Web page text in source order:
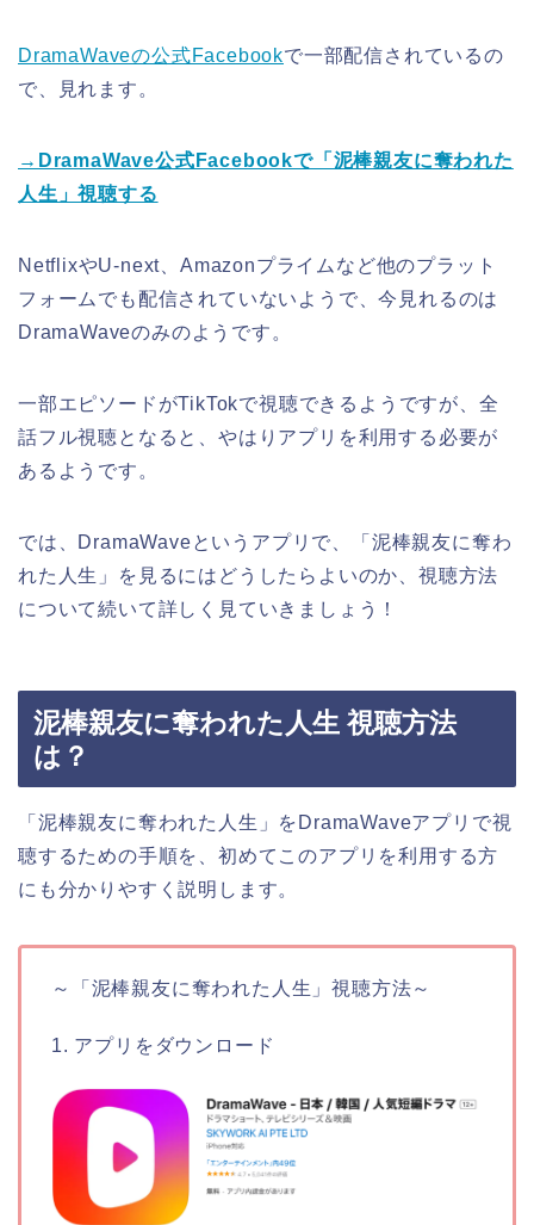
DramaWaveの公式Facebookで一部配信されているの
で、見れます。
→DramaWave公式Facebookで「泥棒親友に奪われた
人生」視聴する
NetflixやU-next、Amazonプライムなど他のプラット
フォームでも配信されていないようで、今見れるのは
DramaWaveのみのようです。
一部エピソードがTikTokで視聴できるようですが、全
話フル視聴となると、やはりアプリを利用する必要が
あるようです。
では、DramaWaveというアプリで、「泥棒親友に奪わ
れた人生」を見るにはどうしたらよいのか、視聴方法
について続いて詳しく見ていきましょう！
泥棒親友に奪われた人生 視聴方法
は？
「泥棒親友に奪われた人生」をDramaWaveアプリで視
聴するための手順を、初めてこのアプリを利用する方
にも分かりやすく説明します。
～「泥棒親友に奪われた人生」視聴方法～
1. アプリをダウンロード